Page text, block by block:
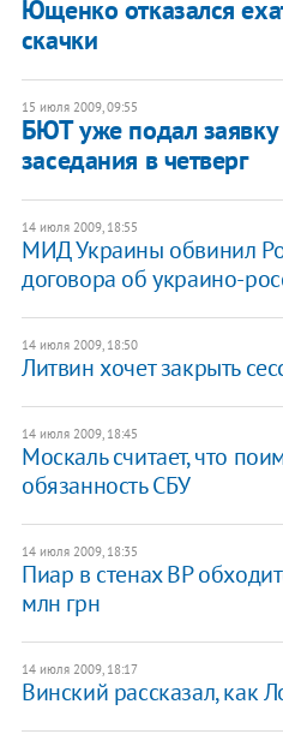
Ющенко отказался
скачки
15 июля 2009, 09:55
БЮТ уже подал
заседания в четверг
14 июля 2009, 18:55
МИД Украины обвинил
договора об украино-
14 июля 2009, 18:50
Литвин хочет закрыть
14 июля 2009, 18:45
Москаль считает, что
обязанность СБУ
14 июля 2009, 18:35
Пиар в стенах ВР
млн грн
14 июля 2009, 18:17
Винский рассказал, как